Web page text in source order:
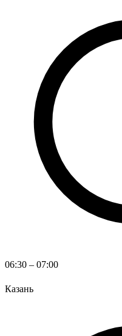
06:30 – 07:00
Казань